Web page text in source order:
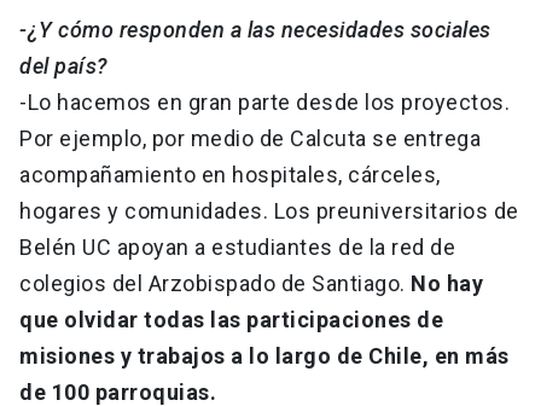
-¿Y cómo responden a las necesidades sociales
del país?
-Lo hacemos en gran parte desde los proyectos.
Por ejemplo, por medio de Calcuta se entrega
acompañamiento en hospitales, cárceles,
hogares y comunidades. Los preuniversitarios de
Belén UC apoyan a estudiantes de la red de
colegios del Arzobispado de Santiago. No hay
que olvidar todas las participaciones de
misiones y trabajos a lo largo de Chile, en más
de 100 parroquias.